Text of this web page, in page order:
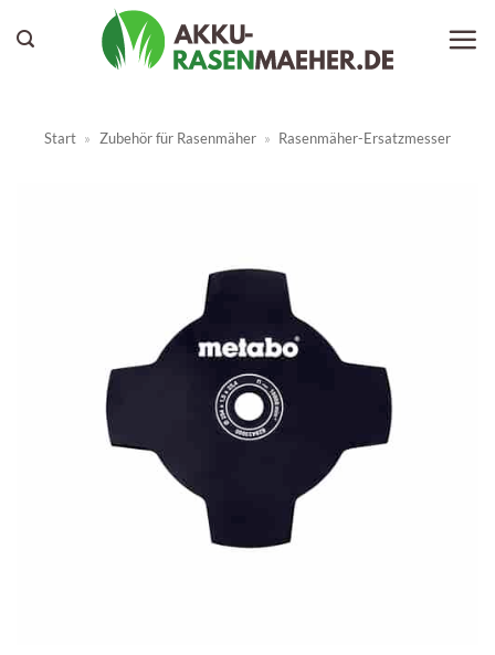
Inhalt
Start » Zubehör für Rasenmäher » Rasenmäher-Ersatzmesser